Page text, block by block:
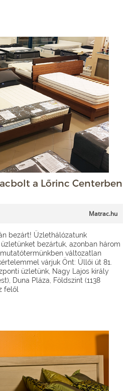
a Lőrinc Centerben
Matrac.hu
bezárt! Üzlethálózatunk
bezártuk, azonban három
változatlan
várjuk Önt: Üllői út 81.
üzletünk, Nagy Lajos király
Duna Pláza, Földszint (1138
felől